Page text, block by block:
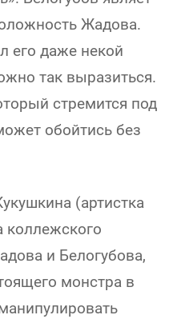
Жадова.
его даже некой
так выразиться.
стремится под
обойтись без
(артистка
коллежского
и Белогубова,
монстра в